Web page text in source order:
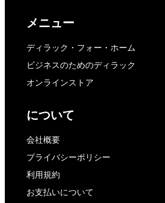
メニュー
ディラック・フォー・ホーム
ビジネスのためのディラック
オンラインストア
について
会社概要
プライバシーポリシー
利用規約
お支払いについて